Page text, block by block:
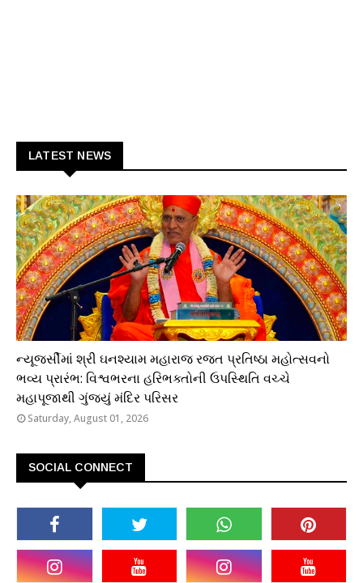
LATEST NEWS
ન્યૂજર્સીમાં શ્રી ઘનશ્યામ મહારાજ રજત પ્રતિષ્ઠા મહોત્સવનો
ભવ્ય પ્રારંભ: વિશ્વભરના હરિભક્તોની ઉપસ્થિતિ વચ્ચે
મહાપૂજાથી ગુંજ્યું મંદિર પરિસર
Saturday, August 01, 2026
SOCIAL CONNECT